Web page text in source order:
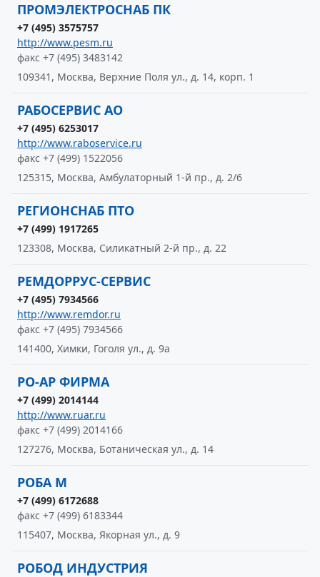
ПРОМЭЛЕКТРОСНАБ ПК
+7 (495) 3575757
http://www.pesm.ru
факс +7 (495) 3483142
109341, Москва, Верхние Поля ул., д. 14, корп. 1
РАБОСЕРВИС АО
+7 (495) 6253017
http://www.raboservice.ru
факс +7 (499) 1522056
125315, Москва, Амбулаторный 1-й пр., д. 2/6
РЕГИОНСНАБ ПТО
+7 (499) 1917265
123308, Москва, Силикатный 2-й пр., д. 22
РЕМДОРРУС-СЕРВИС
+7 (495) 7934566
http://www.remdor.ru
факс +7 (495) 7934566
141400, Химки, Гоголя ул., д. 9а
РО-АР ФИРМА
+7 (499) 2014144
http://www.ruar.ru
факс +7 (499) 2014166
127276, Москва, Ботаническая ул., д. 14
РОБА М
+7 (499) 6172688
факс +7 (499) 6183344
115407, Москва, Якорная ул., д. 9
РОБОД ИНДУСТРИЯ